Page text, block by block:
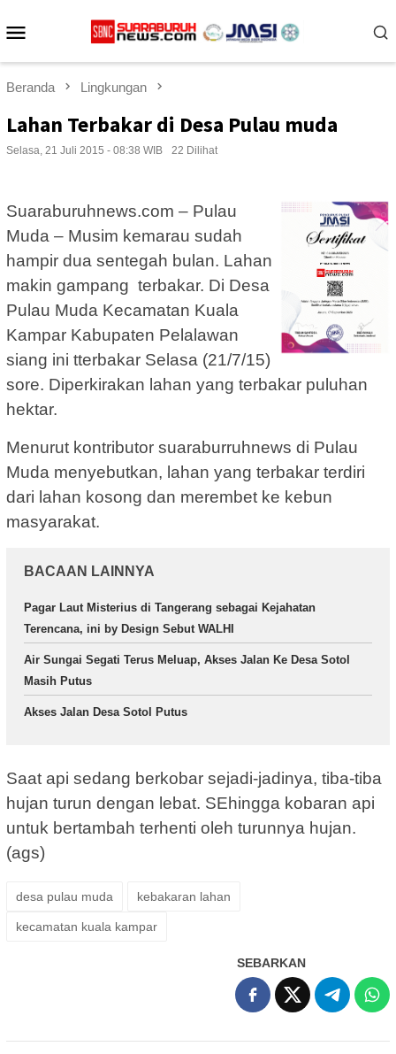
ke
Beranda Lingkungan
Lahan Terbakar di Desa Pulau muda
Selasa, 21 Juli 2015 - 08:38 WIB 22 Dilihat
Suaraburuhnews.com – Pulau
Muda – Musim kemarau sudah
hampir dua sentegah bulan. Lahan
makin gampang terbakar. Di Desa
Pulau Muda Kecamatan Kuala
Kampar Kabupaten Pelalawan
siang ini tterbakar Selasa (21/7/15)
sore. Diperkirakan lahan yang terbakar puluhan
hektar.
Menurut kontributor suaraburruhnews di Pulau
Muda menyebutkan, lahan yang terbakar terdiri
dari lahan kosong dan merembet ke kebun
masyarakat.
BACAAN LAINNYA
Pagar Laut Misterius di Tangerang sebagai Kejahatan
Terencana, ini by Design Sebut WALHI
Air Sungai Segati Terus Meluap, Akses Jalan Ke Desa Sotol
Masih Putus
Akses Jalan Desa Sotol Putus
Saat api sedang berkobar sejadi-jadinya, tiba-tiba
hujan turun dengan lebat. SEhingga kobaran api
untuk bertambah terhenti oleh turunnya hujan.
(ags)
desa pulau muda kebakaran lahan
kecamatan kuala kampar
SEBARKAN